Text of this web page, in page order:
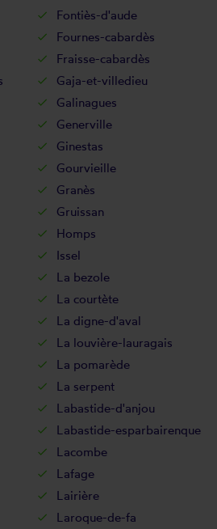
Fontiès-d'aude
Fournes-cabardès
Fraisse-cabardès
Gaja-et-villedieu
Galinagues
Generville
Ginestas
Gourvieille
Granès
Gruissan
Homps
Issel
La bezole
La courtète
La digne-d'aval
La louvière-lauragais
La pomarède
La serpent
Labastide-d'anjou
Labastide-esparbairenque
Lacombe
Lafage
Lairière
Laroque-de-fa